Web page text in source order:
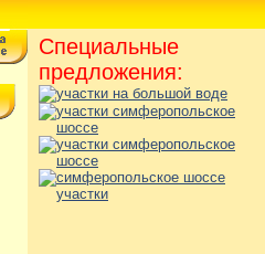
Специальные
предложения: